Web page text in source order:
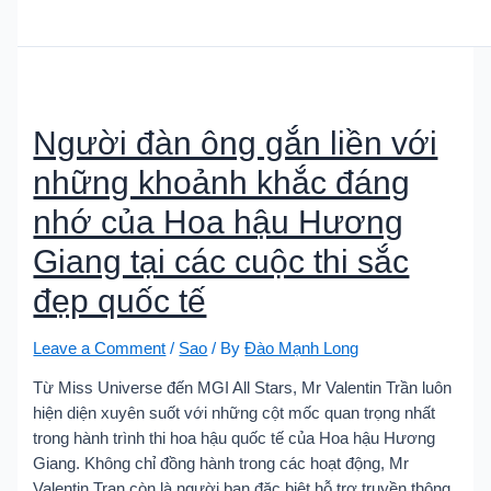
Người đàn ông gắn liền với
những khoảnh khắc đáng
nhớ của Hoa hậu Hương
Giang tại các cuộc thi sắc
đẹp quốc tế
Leave a Comment / Sao / ByĐào Mạnh Long
Từ Miss Universe đến MGI All Stars, Mr Valentin Trần luôn
hiện diện xuyên suốt với những cột mốc quan trọng nhất
trong hành trình thi hoa hậu quốc tế của Hoa hậu Hương
Giang. Không chỉ đồng hành trong các hoạt động, Mr